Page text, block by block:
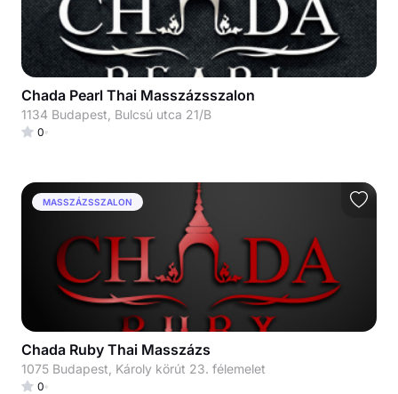
Chada Pearl Thai Masszázsszalon
1134 Budapest, Bulcsú utca 21/B
0
MASSZÁZSSZALON
Chada Ruby Thai Masszázs
1075 Budapest, Károly körút 23. félemelet
0